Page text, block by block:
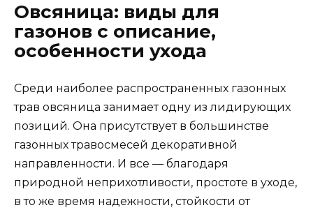
Овсяница: виды для
газонов с описание,
особенности ухода
Среди наиболее распространенных газонных
трав овсяница занимает одну из лидирующих
позиций. Она присутствует в большинстве
газонных травосмесей декоративной
направленности. И все — благодаря
природной неприхотливости, простоте в уходе,
в то же время надежности, стойкости от